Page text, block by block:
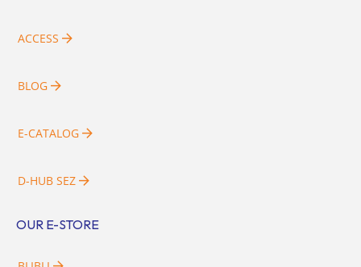
ACCESS
BLOG
E-CATALOG
D-HUB SEZ
OUR E-STORE